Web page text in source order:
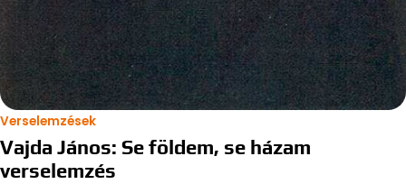
Verselemzések
Vajda János: Se földem, se házam
verselemzés